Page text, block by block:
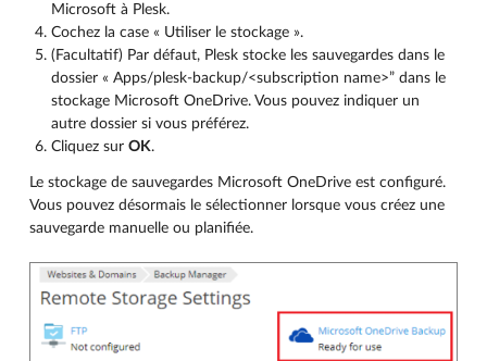
Microsoft à Plesk.
Cochez la case « Utiliser le stockage ».
(Facultatif) Par défaut, Plesk stocke les sauvegardes dans le
dossier « Apps/plesk-backup/<subscription name>” dans le
stockage Microsoft OneDrive. Vous pouvez indiquer un
autre dossier si vous préférez.
Cliquez sur OK.
Le stockage de sauvegardes Microsoft OneDrive est configuré.
Vous pouvez désormais le sélectionner lorsque vous créez une
sauvegarde manuelle ou planifiée.